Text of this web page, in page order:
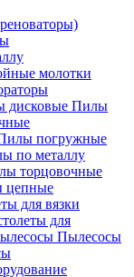
Пилы
по металлу
цепные
для вязки
для
Пылесосы